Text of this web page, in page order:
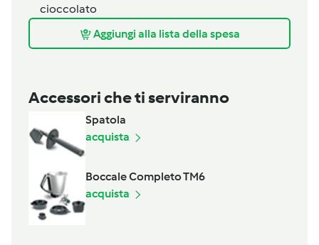
cioccolato
Aggiungi alla lista della spesa
Accessori che ti serviranno
Spatola
acquista
Boccale Completo TM6
acquista